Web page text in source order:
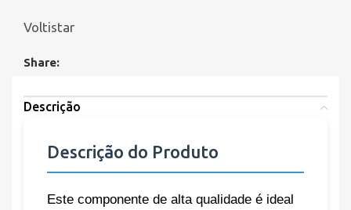
Voltistar
Share:
Descrição
Descrição do Produto
Este componente de alta qualidade é ideal